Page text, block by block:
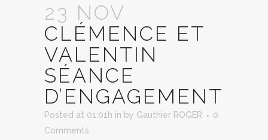
23 NOV
CLÉMENCE ET
VALENTIN
SÉANCE
D’ENGAGEMENT
Posted at 01:01h in by Gauthier ROGER
0
Comments